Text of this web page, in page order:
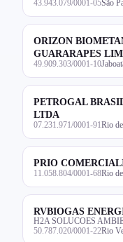
43.943.079/0001-05São
ORIZON
GUARARAPES
49.909.303/0001-10
PETROGAL
LTDA
07.231.971/0001-91 Rio
PRIO
11.058.804/0001-68Rio
RVBIOGAS
H2A SOLUCOES
50.787.020/0001-22Rio